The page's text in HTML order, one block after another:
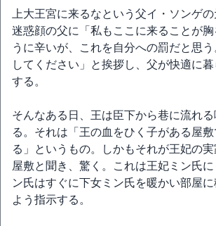
上大王宮に来るなという父イ・ソンゲの
迷惑顔の父に「私もここに来ることが
うに辛いが、これを自分への罰だと思
してください」と挨拶し、父が快適に
する。
そんなある日、王は臣下から巷に流れ
る。それは「王の血をひく子がある屋
る」というもの。しかもそれが王妃の
屋敷と聞き、驚く。これは王妃ミン氏に
ン氏はすぐに下女ミン氏を暖かい部屋
よう指示する。